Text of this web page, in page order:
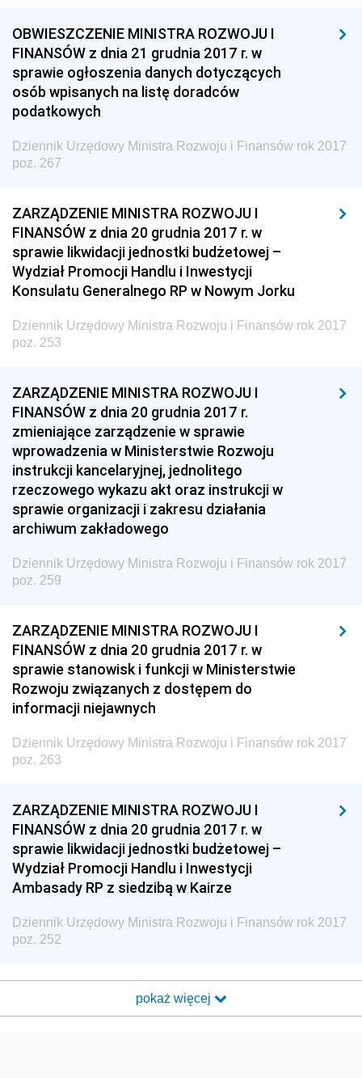
OBWIESZCZENIE MINISTRA ROZWOJU I
FINANSÓW z dnia 21 grudnia 2017 r. w
sprawie ogłoszenia danych dotyczących
osób wpisanych na listę doradców
podatkowych
Dziennik Urzędowy Ministra Rozwoju i Finansów rok 2017
poz. 267
ZARZĄDZENIE MINISTRA ROZWOJU I
FINANSÓW z dnia 20 grudnia 2017 r. w
sprawie likwidacji jednostki budżetowej –
Wydział Promocji Handlu i Inwestycji
Konsulatu Generalnego RP w Nowym Jorku
Dziennik Urzędowy Ministra Rozwoju i Finansów rok 2017
poz. 253
ZARZĄDZENIE MINISTRA ROZWOJU I
FINANSÓW z dnia 20 grudnia 2017 r.
zmieniające zarządzenie w sprawie
wprowadzenia w Ministerstwie Rozwoju
instrukcji kancelaryjnej, jednolitego
rzeczowego wykazu akt oraz instrukcji w
sprawie organizacji i zakresu działania
archiwum zakładowego
Dziennik Urzędowy Ministra Rozwoju i Finansów rok 2017
poz. 259
ZARZĄDZENIE MINISTRA ROZWOJU I
FINANSÓW z dnia 20 grudnia 2017 r. w
sprawie stanowisk i funkcji w Ministerstwie
Rozwoju związanych z dostępem do
informacji niejawnych
Dziennik Urzędowy Ministra Rozwoju i Finansów rok 2017
poz. 263
ZARZĄDZENIE MINISTRA ROZWOJU I
FINANSÓW z dnia 20 grudnia 2017 r. w
sprawie likwidacji jednostki budżetowej –
Wydział Promocji Handlu i Inwestycji
Ambasady RP z siedzibą w Kairze
Dziennik Urzędowy Ministra Rozwoju i Finansów rok 2017
poz. 252
pokaż więcej